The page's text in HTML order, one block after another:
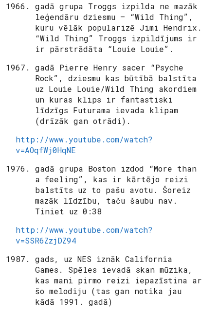
gadā grupa Troggs izpilda ne mazāk
leģendāru dziesmu – “Wild Thing”,
kuru vēlāk popularizē Jimi Hendrix.
“Wild Thing” Troggs izpildījums ir
ir pārstrādāta “Louie Louie”.
gadā Pierre Henry sacer “Psyche
Rock”, dziesmu kas būtībā balstīta
uz Louie Louie/Wild Thing akordiem
un kuras klips ir fantastiski
līdzīgs Futurama ievada klipam
(drīzāk gan otrādi).
http://www.youtube.com/watch?
v=AOqfWj0HqNE
gadā grupa Boston izdod “More than
a feeling”, kas ir kārtējo reizi
balstīts uz to pašu avotu. Šoreiz
mazāk līdzību, taču šaubu nav.
Tiniet uz 0:38
http://www.youtube.com/watch?
v=SSR6ZzjDZ94
gads, uz NES iznāk California
Games. Spēles ievadā skan mūzika,
kas mani pirmo reizi iepazīstina ar
šo melodiju (tas gan notika jau
kādā 1991. gadā)